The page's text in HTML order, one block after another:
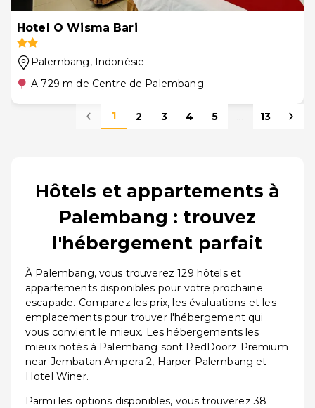
Hotel O Wisma Bari
Palembang, Indonésie
A 729 m de Centre de Palembang
1 2 3 4 5 ... 13
Hôtels et appartements à
Palembang : trouvez
l'hébergement parfait
À Palembang, vous trouverez 129 hôtels et
appartements disponibles pour votre prochaine
escapade. Comparez les prix, les évaluations et les
emplacements pour trouver l'hébergement qui
vous convient le mieux. Les hébergements les
mieux notés à Palembang sont RedDoorz Premium
near Jembatan Ampera 2, Harper Palembang et
Hotel Winer.
Parmi les options disponibles, vous trouverez 38